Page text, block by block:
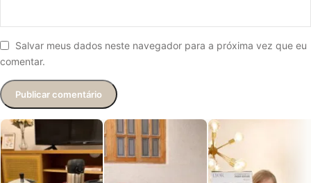
Salvar meus dados neste navegador para a próxima vez que eu
comentar.